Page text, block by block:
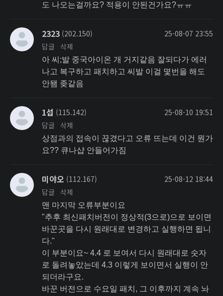
도 나오는걸까요? 적용이 안된건가요?ㅠㅠ
2323 (202.150)
25-08-07 23:55
답글 삭제
아 씨;발 중국아이온 개 거지같음 잘되다가 에러
나고 복구하고 패치하고 씨발 이걸 몇번을 해도
안됌 좆같음
1섭 (115.142)
25-08-10 19:51
답글 삭제
상점과의 접속이 끊겼다고 오류 뜨는데 이건 뭔가
요?? 큐나샵 안들어가짐
미야오 (112.167)
25-08-12 18:44
답글 삭제
맨 마지막 오류부분이요
"추후 최신패치버전이 정상적(3으로)으로 보이면
바꾼곳을 다시 원래대로 변경하고 실행하면 됩니
다."
이 부분이요~ 4.4 로 보여서 다시 원래대로 숫자
로 돌려놓았는데 4.3 이렇게 보이면서 실행이 안
되더라구요.
바꾼 버전으로 수요일 패치, 그 이후까지 계속 놔